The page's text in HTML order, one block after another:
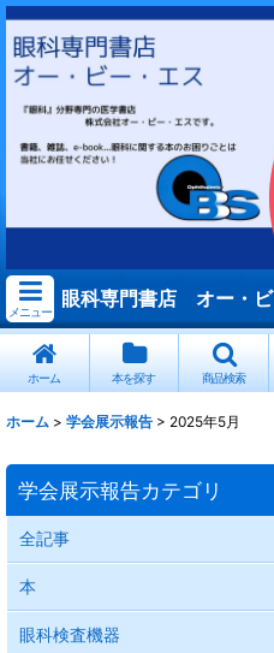
メニュー
眼科専門書店 オー・
ホーム 本を探す 商品検索
ホーム > 学会展示報告 > 2025年5月
学会展示報告カテゴリ
全記事
本
眼科検査機器